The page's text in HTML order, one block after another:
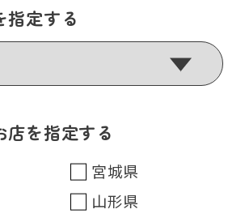
指定する
店を指定する
宮城県
山形県